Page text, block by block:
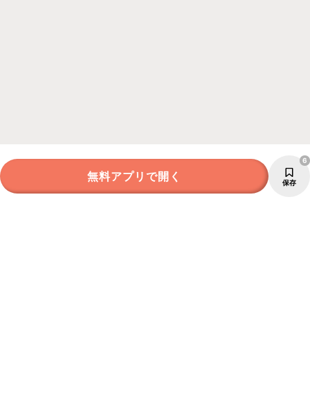
無料アプリで開く 保存
6